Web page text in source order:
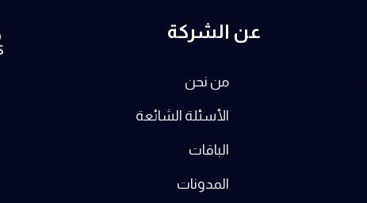
عن الشركة
من نحن
الأسئلة الشائعة
الباقات
المدونات